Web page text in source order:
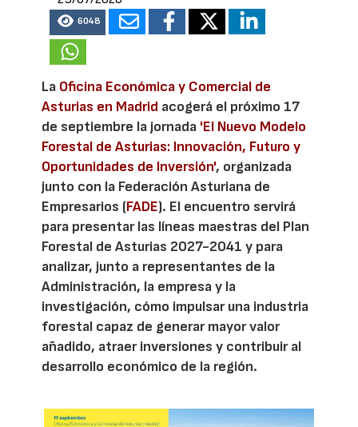
6048
La Oficina Económica y Comercial de
Asturias en Madrid acogerá el próximo 17
de septiembre la jornada 'El Nuevo Modelo
Forestal de Asturias: Innovación, Futuro y
Oportunidades de Inversión', organizada
junto con la Federación Asturiana de
Empresarios (FADE). El encuentro servirá
para presentar las líneas maestras del Plan
Forestal de Asturias 2027-2041 y para
analizar, junto a representantes de la
Administración, la empresa y la
investigación, cómo impulsar una industria
forestal capaz de generar mayor valor
añadido, atraer inversiones y contribuir al
desarrollo económico de la región.